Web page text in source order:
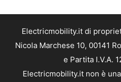
Electricmobility.it di
Nicola Marchese 10, 00141
e Partita I.V.A.
Electricmobility.it non è